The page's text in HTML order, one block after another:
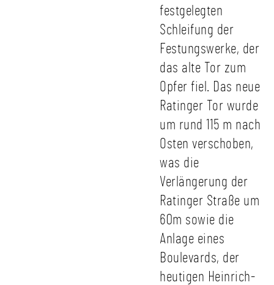
festgelegten
Schleifung der
Festungswerke, der
das alte Tor zum
Opfer fiel. Das neue
Ratinger Tor wurde
um rund 115 m nach
Osten verschoben,
was die
Verlängerung der
Ratinger Straße um
60m sowie die
Anlage eines
Boulevards, der
heutigen Heinrich-